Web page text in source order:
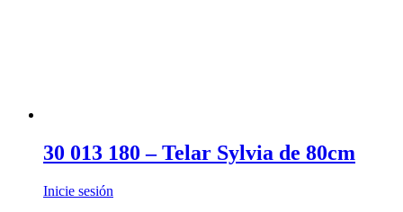
30 013 180 – Telar Sylvia de 80cm
Inicie sesión